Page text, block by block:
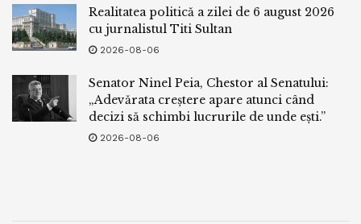
Realitatea politică a zilei de 6 august 2026
cu jurnalistul Titi Sultan
2026-08-06
Senator Ninel Peia, Chestor al Senatului:
„Adevărata creștere apare atunci când
decizi să schimbi lucrurile de unde ești.”
2026-08-06